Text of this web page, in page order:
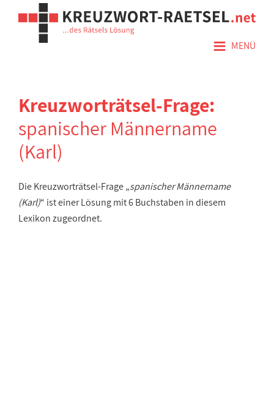
≡ MENÜ
Kreuzworträtsel-Frage:
spanischer Männername
(Karl)
Die Kreuzworträtsel-Frage „spanischer Männername
(Karl)“ ist einer Lösung mit 6 Buchstaben in diesem
Lexikon zugeordnet.